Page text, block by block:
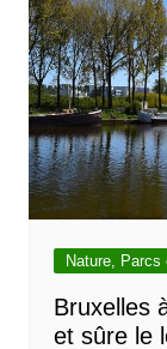
Nature,
Bruxelles
et sûre le